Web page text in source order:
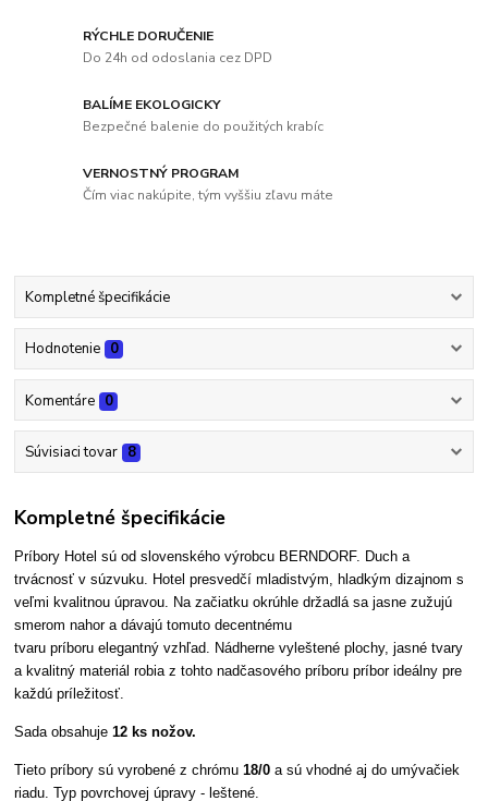
RÝCHLE DORUČENIE
Do 24h od odoslania cez DPD
BALÍME EKOLOGICKY
Bezpečné balenie do použitých krabíc
VERNOSTNÝ PROGRAM
Čím viac nakúpite, tým vyššiu zľavu máte
Kompletné špecifikácie
Hodnotenie 0
Komentáre 0
Súvisiaci tovar 8
Kompletné špecifikácie
Príbory Hotel sú od slovenského výrobcu BERNDORF. Duch a
trvácnosť v súzvuku. Hotel presvedčí mladistvým, hladkým dizajnom s
veľmi kvalitnou úpravou. Na začiatku okrúhle držadlá sa jasne zužujú
smerom nahor a dávajú tomuto decentnému
tvaru príboru elegantný vzhľad. Nádherne vyleštené plochy, jasné tvary
a kvalitný materiál robia z tohto nadčasového príboru príbor ideálny pre
každú príležitosť.
Sada obsahuje12 ks nožov.
Tieto príbory sú vyrobené z chrómu18/0a sú vhodné aj do umývačiek
riadu. Typ povrchovej úpravy - leštené.